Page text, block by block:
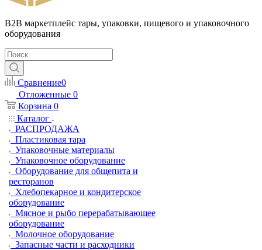
B2B маркетплейс тары, упаковки, пищевого и упаковочного
оборудования
Сравнение0
Отложенные 0
Корзина 0
Каталог
РАСПРОДАЖА
Пластиковая тара
Упаковочные материалы
Упаковочное оборудование
Оборудование для общепита и
ресторанов
Хлебопекарное и кондитерское
оборудование
Мясное и рыбо перерабатывающее
оборудование
Молочное оборудование
Запасные части и расходники